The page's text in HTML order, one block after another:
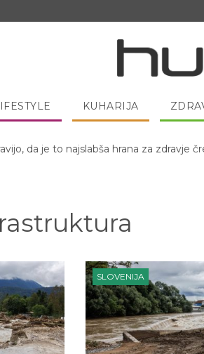
KUHARIJA
je pred spanjem dobro pojesti žlico
SLOVENIJA